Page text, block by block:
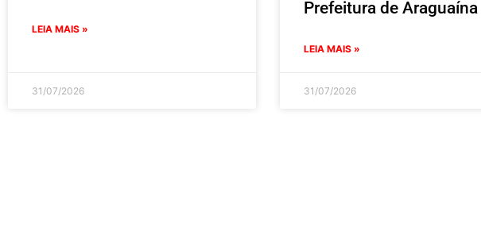
LEIA MAIS »
31/07/2026
Prefeitura de Araguaína
LEIA MAIS »
31/07/2026